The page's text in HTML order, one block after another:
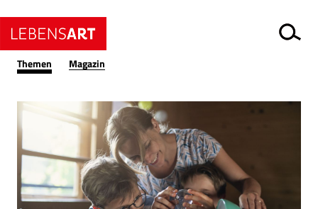
Themen Magazin